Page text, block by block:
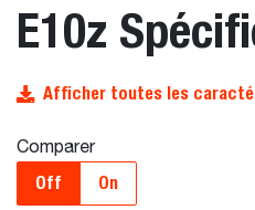
E10z
Afficher toutes les
Comparer
Off On